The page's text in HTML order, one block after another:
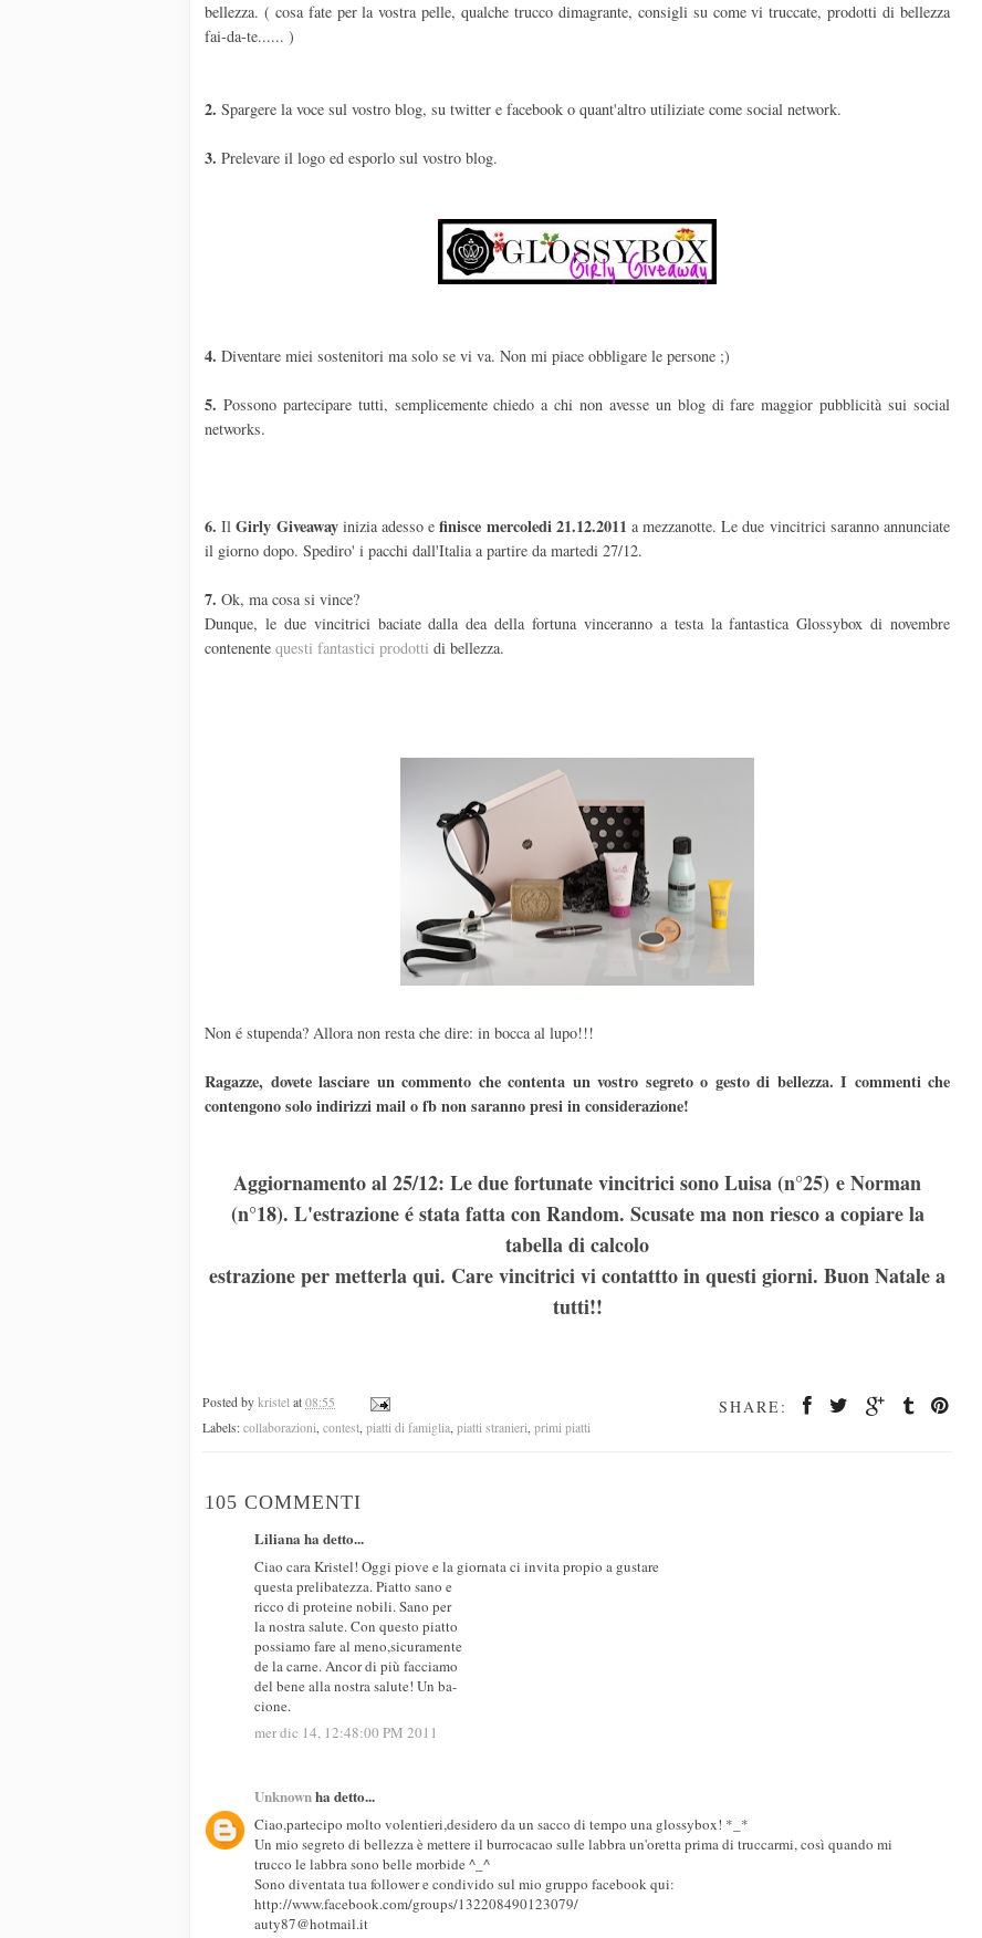
bellezza. ( cosa fate per la vostra pelle, qualche trucco dimagrante, consigli su come vi truccate, prodotti di bellezza
fai-da-te...... )
2. Spargere la voce sul vostro blog, su twitter e facebook o quant'altro utiliziate come social network.
3. Prelevare il logo ed esporlo sul vostro blog.
4. Diventare miei sostenitori ma solo se vi va. Non mi piace obbligare le persone ;)
5. Possono partecipare tutti, semplicemente chiedo a chi non avesse un blog di fare maggior pubblicità sui social
networks.
6. IlGirly Giveawayinizia adesso efinisce mercoledi 21.12.2011 a mezzanotte. Le due vincitrici saranno annunciate
il giorno dopo. Spediro' i pacchi dall'Italia a partire da martedi 27/12.
7. Ok, ma cosa si vince?
Dunque, le due vincitrici baciate dalla dea della fortuna vinceranno a testa la fantastica Glossybox di novembre
contenente questi fantastici prodotti di bellezza.
Non é stupenda? Allora non resta che dire: in bocca al lupo!!!
Ragazze, dovete lasciare un commento che contenta un vostro segreto o gesto di bellezza. I commenti che
contengono solo indirizzi mail o fb non saranno presi in considerazione!
Aggiornamento al 25/12: Le due fortunate vincitrici sono Luisa (n°25) e Norman
(n°18). L'estrazione é stata fatta con Random. Scusate ma non riesco a copiare la
tabella di calcolo
estrazione per metterla qui. Care vincitrici vi contattto in questi giorni. Buon Natale a
tutti!!
SHARE:
Posted by kristel at 08:55
Labels: collaborazioni, contest, piatti di famiglia, piatti stranieri, primi piatti
105 COMMENTI
Liliana ha detto...
Ciao cara Kristel! Oggi piove e la giornata ci invita propio a gustare
questa prelibatezza. Piatto sano e
ricco di proteine nobili. Sano per
la nostra salute. Con questo piatto
possiamo fare al meno,sicuramente
de la carne. Ancor di più facciamo
del bene alla nostra salute! Un ba-
cione.
mer dic 14, 12:48:00 PM 2011
Unknownha detto...
Ciao,partecipo molto volentieri,desidero da un sacco di tempo una glossybox! *_*
Un mio segreto di bellezza è mettere il burrocacao sulle labbra un'oretta prima di truccarmi, così quando mi
trucco le labbra sono belle morbide ^_^
Sono diventata tua follower e condivido sul mio gruppo facebook qui:
http://www.facebook.com/groups/132208490123079/
auty87@hotmail.it